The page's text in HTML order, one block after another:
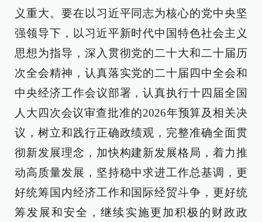
义重大。要在以习近平同志为核心的党中央坚
强领导下，以习近平新时代中国特色社会主义
思想为指导，深入贯彻党的二十大和二十届历
次全会精神，认真落实党的二十届四中全会和
中央经济工作会议部署，认真执行十四届全国
人大四次会议审查批准的2026年预算及相关决
议，树立和践行正确政绩观，完整准确全面贯
彻新发展理念，加快构建新发展格局，着力推
动高质量发展，坚持稳中求进工作总基调，更
好统筹国内经济工作和国际经贸斗争，更好统
筹发展和安全，继续实施更加积极的财政政